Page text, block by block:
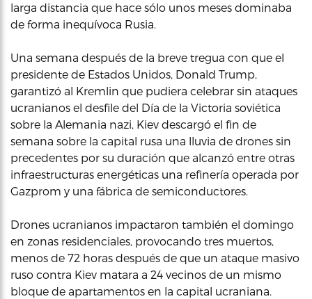
larga distancia que hace sólo unos meses dominaba
de forma inequívoca Rusia.
Una semana después de la breve tregua con que el
presidente de Estados Unidos, Donald Trump,
garantizó al Kremlin que pudiera celebrar sin ataques
ucranianos el desfile del Día de la Victoria soviética
sobre la Alemania nazi, Kiev descargó el fin de
semana sobre la capital rusa una lluvia de drones sin
precedentes por su duración que alcanzó entre otras
infraestructuras energéticas una refinería operada por
Gazprom y una fábrica de semiconductores.
Drones ucranianos impactaron también el domingo
en zonas residenciales, provocando tres muertos,
menos de 72 horas después de que un ataque masivo
ruso contra Kiev matara a 24 vecinos de un mismo
bloque de apartamentos en la capital ucraniana.